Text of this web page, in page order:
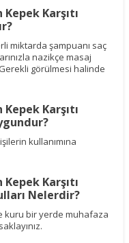
Karşıtı
miktarda şampuanı saç
nazikçe masaj
Gerekli görülmesi halinde
Karşıtı
kullanımına
Karşıtı
Nelerdir?
kuru bir yerde muhafaza